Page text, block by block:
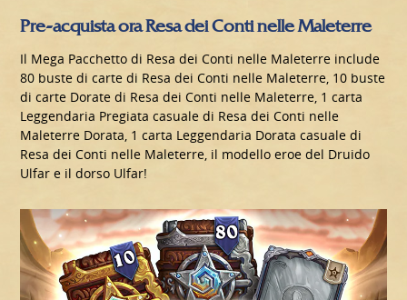
Pre-acquista ora Resa dei Conti nelle Maleterre
Il Mega Pacchetto di Resa dei Conti nelle Maleterre include
80 buste di carte di Resa dei Conti nelle Maleterre, 10 buste
di carte Dorate di Resa dei Conti nelle Maleterre, 1 carta
Leggendaria Pregiata casuale di Resa dei Conti nelle
Maleterre Dorata, 1 carta Leggendaria Dorata casuale di
Resa dei Conti nelle Maleterre, il modello eroe del Druido
Ulfar e il dorso Ulfar!